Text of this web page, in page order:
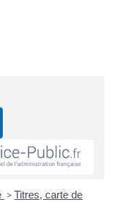
> Titres, carte de